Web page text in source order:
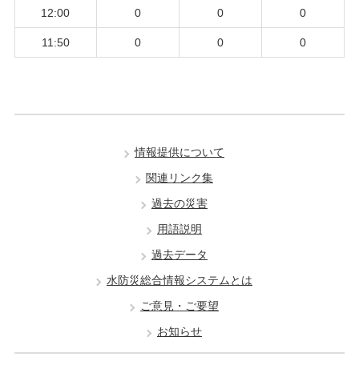
12:00 0 0 0
11:50 0 0 0
情報提供について
関連リンク集
過去の災害
用語説明
過去データ
水防災総合情報システムとは
ご意見・ご要望
お知らせ